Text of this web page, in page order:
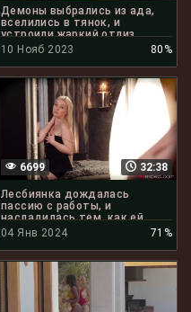
Демоны выбрались из ада,
вселились в тянок, и
устроили жаркий отлиз
клиторов
10 Нояб 2023 80%
32:38
6699
Лесбиянка дождалась
пассию с работы, и
насладилась тем, как ей
лижут писю
04 Янв 2024 71%